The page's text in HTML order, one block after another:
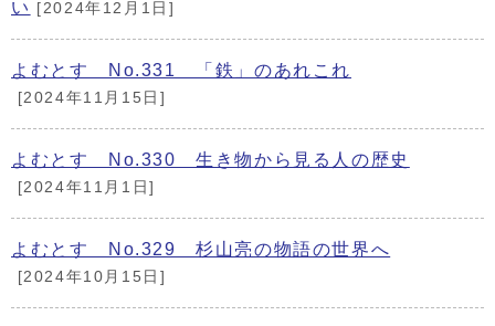
い
[2024年12月1日]
よむとす No.331 「鉄」のあれこれ
[2024年11月15日]
よむとす No.330 生き物から見る人の歴史
[2024年11月1日]
よむとす No.329 杉山亮の物語の世界へ
[2024年10月15日]